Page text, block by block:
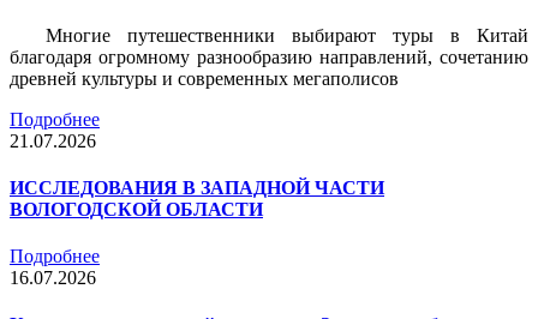
Многие путешественники выбирают туры в Китай
благодаря огромному разнообразию направлений, сочетанию
древней культуры и современных мегаполисов
Подробнее
21.07.2026
ИССЛЕДОВАНИЯ В ЗАПАДНОЙ ЧАСТИ
ВОЛОГОДСКОЙ ОБЛАСТИ
Подробнее
16.07.2026